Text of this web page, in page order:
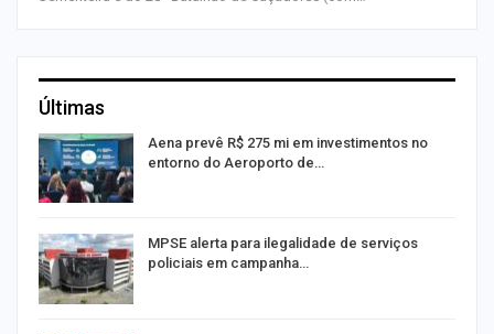
Últimas
Aena prevê R$ 275 mi em investimentos no
entorno do Aeroporto de…
MPSE alerta para ilegalidade de serviços
policiais em campanha…